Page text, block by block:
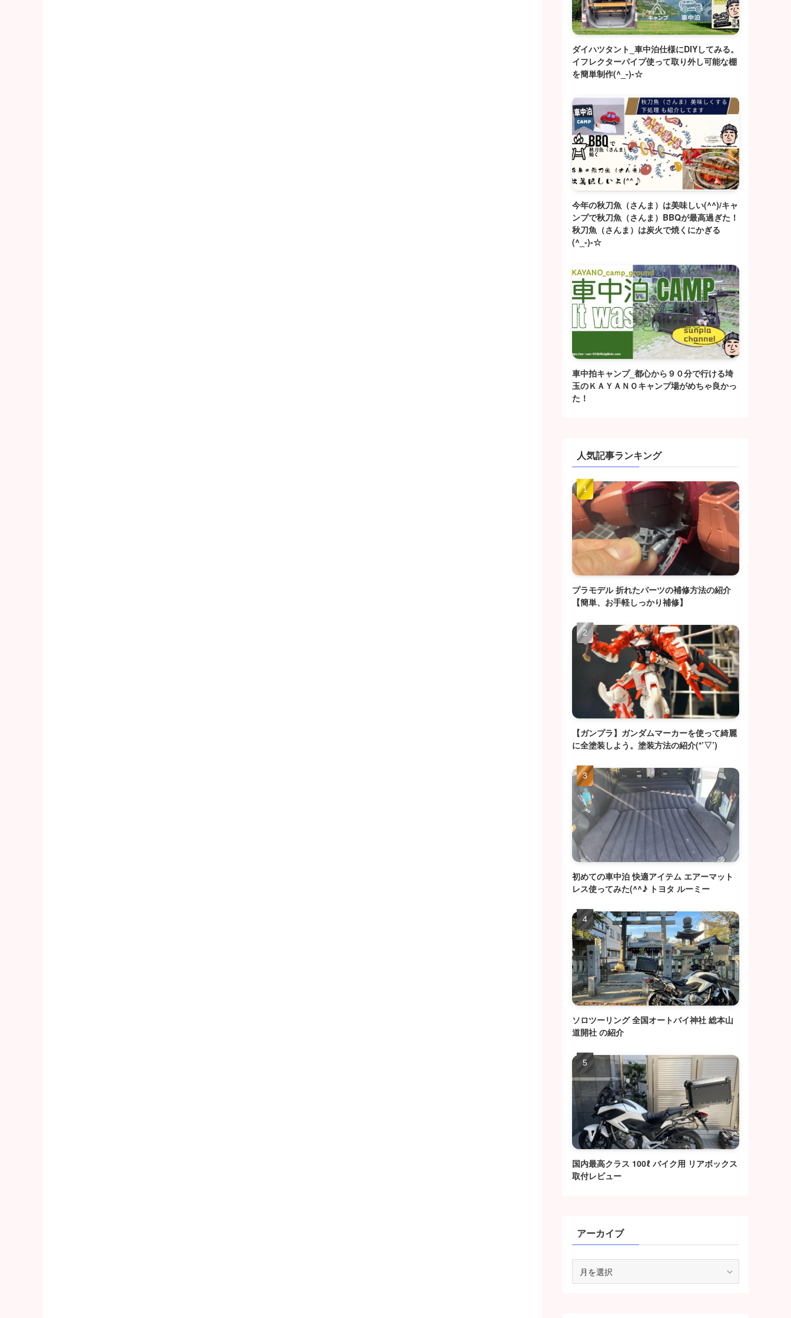
ダイハツタント_車中泊仕様にDIYしてみる。
イフレクターパイプ使って取り外し可能な棚
を簡単制作(^_-)-☆
今年の秋刀魚（さんま）は美味しい(^^)/キャ
ンプで秋刀魚（さんま）BBQが最高過ぎた！
秋刀魚（さんま）は炭火で焼くにかぎる
(^_-)-☆
車中拍キャンプ_都心から９０分で行ける埼
玉のＫＡＹＡＮＯキャンプ場がめちゃ良かっ
た！
人気記事ランキング
プラモデル 折れたパーツの補修方法の紹介
【簡単、お手軽しっかり補修】
【ガンプラ】ガンダムマーカーを使って綺麗
に全塗装しよう。塗装方法の紹介(*’▽’)
初めての車中泊 快適アイテム エアーマット
レス使ってみた(^^♪ トヨタ ルーミー
ソロツーリング 全国オートバイ神社 総本山
道開社 の紹介
国内最高クラス 100ℓ バイク用 リアボックス
取付レビュー
アーカイブ